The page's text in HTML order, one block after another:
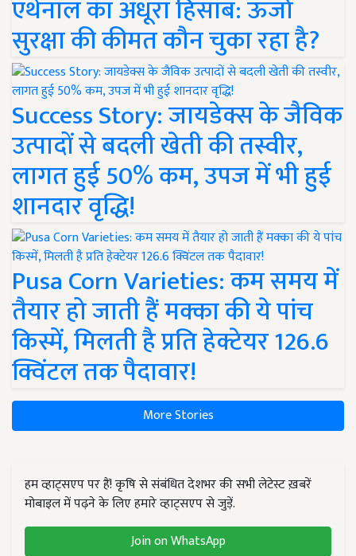
एथेनॉल का अधूरा हिसाब: ऊर्जा
सुरक्षा की कीमत कौन चुका रहा है?
Success Story: जायडेक्स के जैविक
उत्पादों से बदली खेती की तस्वीर,
लागत हुई 50% कम, उपज में भी हुई
शानदार वृद्धि!
Pusa Corn Varieties: कम समय में
तैयार हो जाती हैं मक्का की ये पांच
किस्में, मिलती है प्रति हेक्टेयर 126.6
क्विंटल तक पैदावार!
More Stories
हम व्हाट्सएप पर हैं! कृषि से संबंधित देशभर की सभी लेटेस्ट ख़बरें
मोबाइल में पढ़ने के लिए हमारे व्हाट्सएप से जुड़ें.
Join on WhatsApp